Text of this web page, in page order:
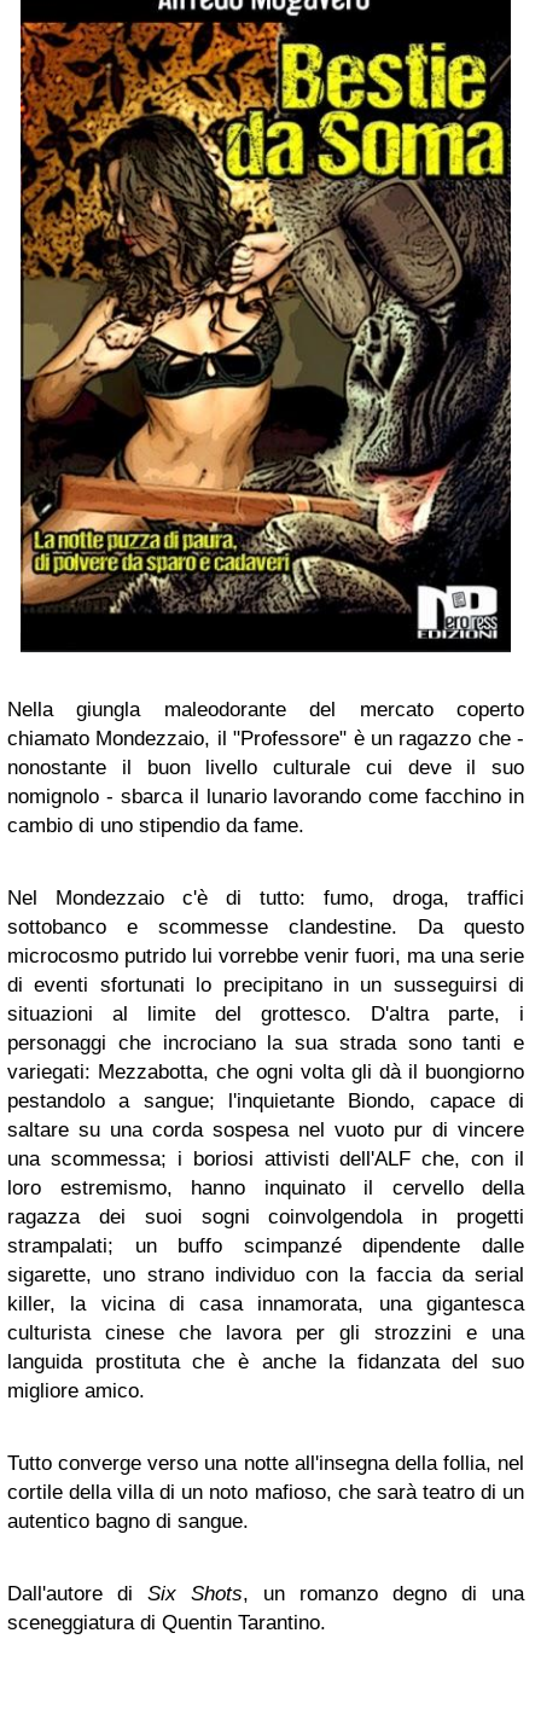
Nella giungla maleodorante del mercato coperto
chiamato Mondezzaio, il "Professore" è un ragazzo che -
nonostante il buon livello culturale cui deve il suo
nomignolo - sbarca il lunario lavorando come facchino in
cambio di uno stipendio da fame.
Nel Mondezzaio c'è di tutto: fumo, droga, traffici
sottobanco e scommesse clandestine. Da questo
microcosmo putrido lui vorrebbe venir fuori, ma una serie
di eventi sfortunati lo precipitano in un susseguirsi di
situazioni al limite del grottesco. D'altra parte, i
personaggi che incrociano la sua strada sono tanti e
variegati: Mezzabotta, che ogni volta gli dà il buongiorno
pestandolo a sangue; l'inquietante Biondo, capace di
saltare su una corda sospesa nel vuoto pur di vincere
una scommessa; i boriosi attivisti dell'ALF che, con il
loro estremismo, hanno inquinato il cervello della
ragazza dei suoi sogni coinvolgendola in progetti
strampalati; un buffo scimpanzé dipendente dalle
sigarette, uno strano individuo con la faccia da serial
killer, la vicina di casa innamorata, una gigantesca
culturista cinese che lavora per gli strozzini e una
languida prostituta che è anche la fidanzata del suo
migliore amico.
Tutto converge verso una notte all'insegna della follia, nel
cortile della villa di un noto mafioso, che sarà teatro di un
autentico bagno di sangue.
Dall'autore di Six Shots, un romanzo degno di una
sceneggiatura di Quentin Tarantino.